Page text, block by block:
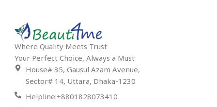
Where Quality Meets Trust
Your Perfect Choice, Always a Must
House# 35, Gausul Azam Avenue,
Sector# 14, Uttara, Dhaka-1230
Helpline:+8801828073410